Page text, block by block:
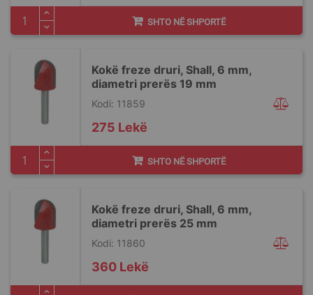
SHTO NË SHPORTË
Kokë freze druri, Shall, 6 mm,
diametri prerës 19 mm
Kodi: 11859
275 Lekë
SHTO NË SHPORTË
Kokë freze druri, Shall, 6 mm,
diametri prerës 25 mm
Kodi: 11860
360 Lekë